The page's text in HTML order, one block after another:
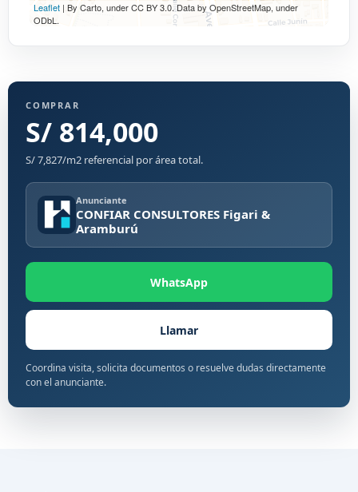
Leaflet | By Carto, under CC BY 3.0. Data by OpenStreetMap, under
ODbL.
COMPRAR
S/ 814,000
S/ 7,827/m2 referencial por área total.
Anunciante
CONFIAR CONSULTORES Figari &
Aramburú
WhatsApp
Llamar
Coordina visita, solicita documentos o resuelve dudas directamente
con el anunciante.